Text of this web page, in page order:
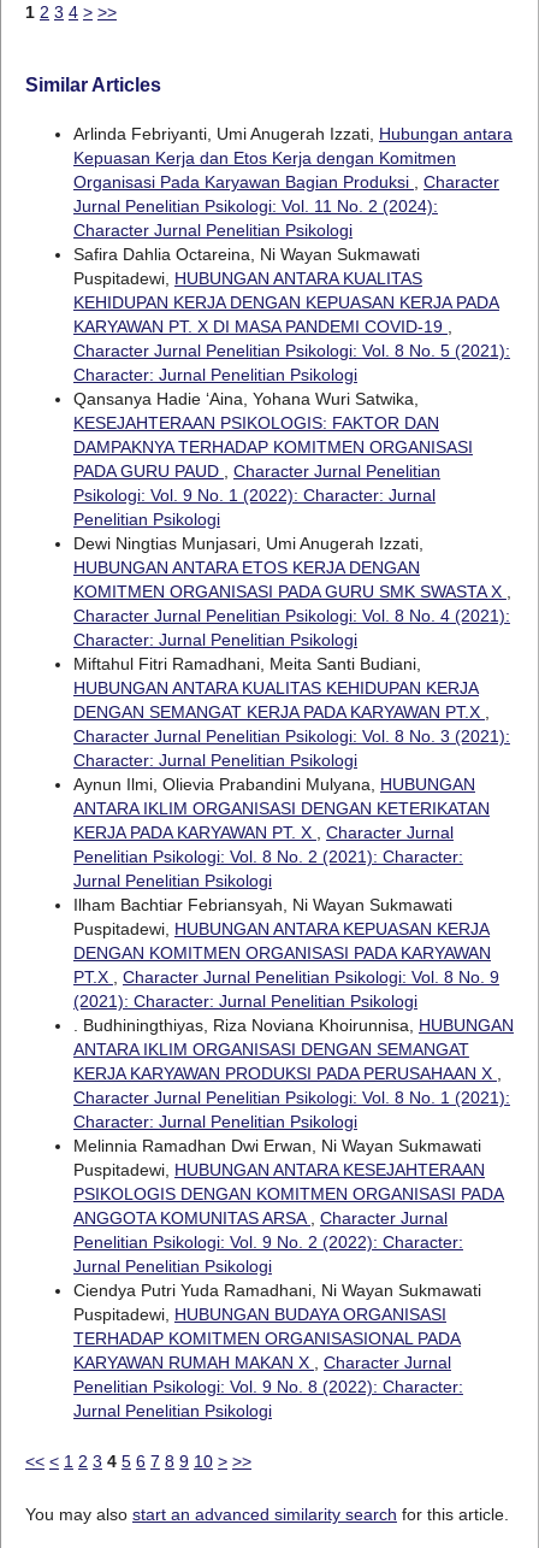
1 2 3 4 > >>
Similar Articles
Arlinda Febriyanti, Umi Anugerah Izzati, Hubungan antara
Kepuasan Kerja dan Etos Kerja dengan Komitmen
Organisasi Pada Karyawan Bagian Produksi
Character
Jurnal Penelitian Psikologi: Vol. 11 No. 2 (2024):
Character Jurnal Penelitian Psikologi
Safira Dahlia Octareina, Ni Wayan Sukmawati
Puspitadewi, HUBUNGAN ANTARA KUALITAS
KEHIDUPAN KERJA DENGAN KEPUASAN KERJA PADA
KARYAWAN PT. X DI MASA PANDEMI COVID-19
Character Jurnal Penelitian Psikologi: Vol. 8 No. 5 (2021):
Character: Jurnal Penelitian Psikologi
Qansanya Hadie ‘Aina, Yohana Wuri Satwika,
KESEJAHTERAAN PSIKOLOGIS: FAKTOR DAN
DAMPAKNYA TERHADAP KOMITMEN ORGANISASI
PADA GURU PAUD
Character Jurnal Penelitian
Psikologi: Vol. 9 No. 1 (2022): Character: Jurnal
Penelitian Psikologi
Dewi Ningtias Munjasari, Umi Anugerah Izzati,
HUBUNGAN ANTARA ETOS KERJA DENGAN
KOMITMEN ORGANISASI PADA GURU SMK SWASTA X
Character Jurnal Penelitian Psikologi: Vol. 8 No. 4 (2021):
Character: Jurnal Penelitian Psikologi
Miftahul Fitri Ramadhani, Meita Santi Budiani,
HUBUNGAN ANTARA KUALITAS KEHIDUPAN KERJA
DENGAN SEMANGAT KERJA PADA KARYAWAN PT.X
Character Jurnal Penelitian Psikologi: Vol. 8 No. 3 (2021):
Character: Jurnal Penelitian Psikologi
Aynun Ilmi, Olievia Prabandini Mulyana, HUBUNGAN
ANTARA IKLIM ORGANISASI DENGAN KETERIKATAN
KERJA PADA KARYAWAN PT. X
Character Jurnal
Penelitian Psikologi: Vol. 8 No. 2 (2021): Character:
Jurnal Penelitian Psikologi
Ilham Bachtiar Febriansyah, Ni Wayan Sukmawati
Puspitadewi, HUBUNGAN ANTARA KEPUASAN KERJA
DENGAN KOMITMEN ORGANISASI PADA KARYAWAN
PT.X
Character Jurnal Penelitian Psikologi: Vol. 8 No. 9
(2021): Character: Jurnal Penelitian Psikologi
. Budhiningthiyas, Riza Noviana Khoirunnisa, HUBUNGAN
ANTARA IKLIM ORGANISASI DENGAN SEMANGAT
KERJA KARYAWAN PRODUKSI PADA PERUSAHAAN X
Character Jurnal Penelitian Psikologi: Vol. 8 No. 1 (2021):
Character: Jurnal Penelitian Psikologi
Melinnia Ramadhan Dwi Erwan, Ni Wayan Sukmawati
Puspitadewi, HUBUNGAN ANTARA KESEJAHTERAAN
PSIKOLOGIS DENGAN KOMITMEN ORGANISASI PADA
ANGGOTA KOMUNITAS ARSA
Character Jurnal
Penelitian Psikologi: Vol. 9 No. 2 (2022): Character:
Jurnal Penelitian Psikologi
Ciendya Putri Yuda Ramadhani, Ni Wayan Sukmawati
Puspitadewi, HUBUNGAN BUDAYA ORGANISASI
TERHADAP KOMITMEN ORGANISASIONAL PADA
KARYAWAN RUMAH MAKAN X
Character Jurnal
Penelitian Psikologi: Vol. 9 No. 8 (2022): Character:
Jurnal Penelitian Psikologi
<< < 1 2 3 4 5 6 7 8 9 10 > >>
You may also start an advanced similarity search for this article.